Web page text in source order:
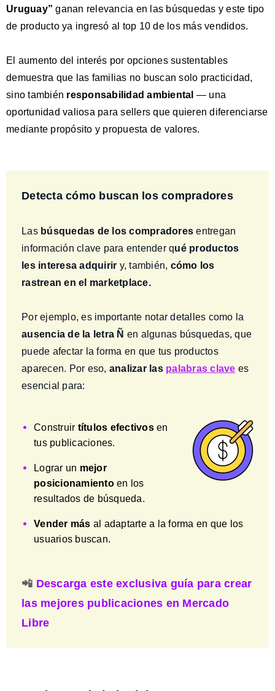
Uruguay”ganan relevancia en las búsquedas y este tipo
de producto ya ingresó al top 10 de los más vendidos.
El aumento del interés por opciones sustentables
demuestra que las familias no buscan solo practicidad,
sino también responsabilidad ambiental — una
oportunidad valiosa para sellers que quieren diferenciarse
mediante propósito y propuesta de valores.
Detecta cómo buscan los compradores
Las búsquedas de los compradoresentregan
información clave para entender qué productos
les interesa adquirir y, también, cómo los
rastrean en el marketplace.
Por ejemplo, es importante notar detalles como la
ausencia de la letra Ñ en algunas búsquedas, que
puede afectar la forma en que tus productos
aparecen. Por eso, analizar las palabras clave es
esencial para:
Construir títulos efectivos en
tus publicaciones.
Lograr un mejor
posicionamiento en los
resultados de búsqueda.
Vender más al adaptarte a la forma en que los
usuarios buscan.
📲 Descarga este exclusiva guía para crear
las mejores publicaciones en Mercado
Libre